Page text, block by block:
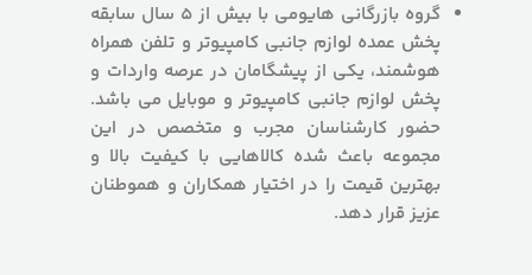
گروه بازرگانی هایومی با بیش از 5 سال سابقه
پخش عمده لوازم جانبی کامپیوتر و تلفن همراه
هوشمند، یکی از پیشگامان در عرصه واردات و
پخش لوازم جانبی کامپیوتر و موبایل می باشد.
حضور کارشناسان مجرب و متخصص در این
مجموعه باعث شده کالاهایی با کیفیت بالا و
بهترین قیمت را در اختیار همکاران و هموطنان
عزیز قرار دهد.